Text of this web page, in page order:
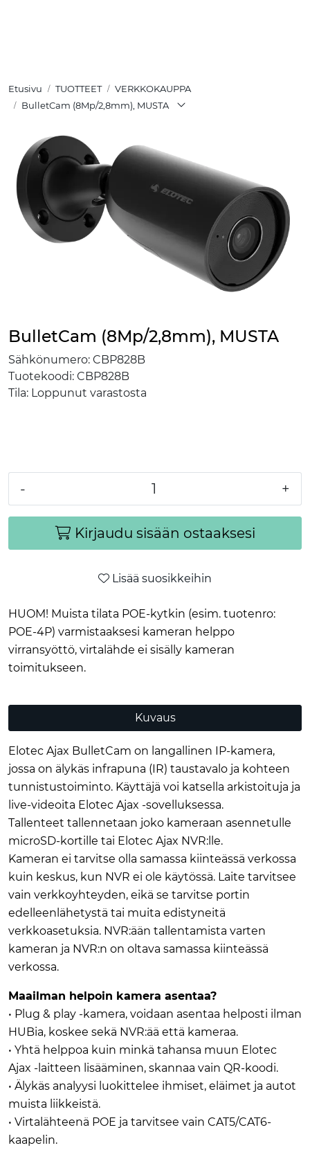
Etusivu TUOTTEET
VERKKOKAUPPA
BulletCam (8Mp/2,8mm), MUSTA
BulletCam (8Mp/2,8mm), MUSTA
Sähkönumero: CBP828B
Tuotekoodi: CBP828B
Tila: Loppunut varastosta
- +
Kirjaudu sisään ostaaksesi
Lisää suosikkeihin
HUOM! Muista tilata POE-kytkin (esim. tuotenro:
POE-4P) varmistaaksesi kameran helppo
virransyöttö, virtalähde ei sisälly kameran
toimitukseen.
Kuvaus
Elotec Ajax BulletCam on langallinen IP-kamera,
jossa on älykäs infrapuna (IR) taustavalo ja kohteen
tunnistustoiminto. Käyttäjä voi katsella arkistoituja ja
live-videoita Elotec Ajax -sovelluksessa.
Tallenteet tallennetaan joko kameraan asennetulle
microSD-kortille tai Elotec Ajax NVR:lle.
Kameran ei tarvitse olla samassa kiinteässä verkossa
kuin keskus, kun NVR ei ole käytössä. Laite tarvitsee
vain verkkoyhteyden, eikä se tarvitse portin
edelleenlähetystä tai muita edistyneitä
verkkoasetuksia. NVR:ään tallentamista varten
kameran ja NVR:n on oltava samassa kiinteässä
verkossa.
Maailman helpoin kamera asentaa?
• Plug & play -kamera, voidaan asentaa helposti ilman
HUBia, koskee sekä NVR:ää että kameraa.
• Yhtä helppoa kuin minkä tahansa muun Elotec
Ajax -laitteen lisääminen, skannaa vain QR-koodi.
• Älykäs analyysi luokittelee ihmiset, eläimet ja autot
muista liikkeistä.
• Virtalähteenä POE ja tarvitsee vain CAT5/CAT6-
kaapelin.
RATKAISUT
MEISTÄ
YHTEYSTIEDOT
VERKKOKAUPPA